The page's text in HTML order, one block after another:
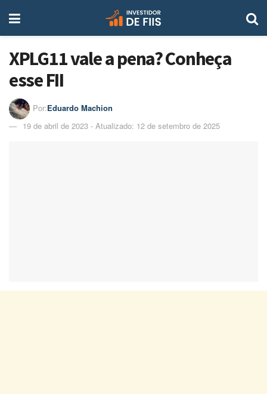
XPLG11 vale a pena? Conheça
esse FII
Por:Eduardo Machion
19 de abril de 2023 - Atualizado: 12 de setembro de 2025